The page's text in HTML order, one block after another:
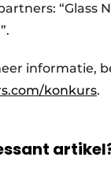
“Glass
informatie,
konkurs.